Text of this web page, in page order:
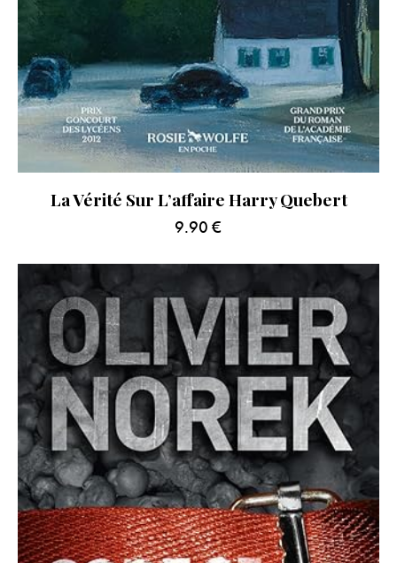
La Vérité Sur L’affaire Harry Quebert
9.90 €